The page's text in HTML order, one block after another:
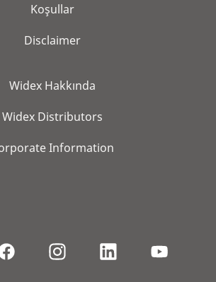
Koşullar
Disclaimer
Widex Hakkında
Widex Distributors
Information